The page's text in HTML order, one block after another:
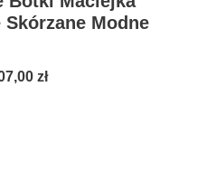
Skórzane Modne
zł